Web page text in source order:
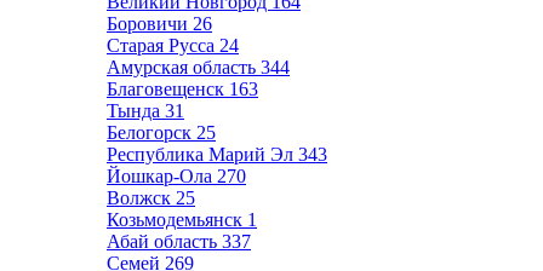
Боровичи 26
Старая Русса 24
Амурская область 344
Благовещенск 163
Тында 31
Белогорск 25
Республика Марий Эл 343
Йошкар-Ола 270
Волжск 25
Козьмодемьянск 1
Абай область 337
Семей 269